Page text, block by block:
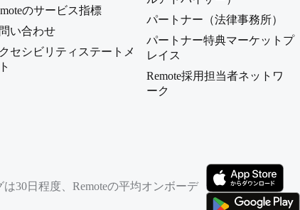
のサービス指標
い合わせ
セシビリティステートメ
パートナー（法律事務所）
パートナー特典マーケットプ
レイス
Remote採用担当者ネットワ
ーク
30日程度、Remoteの平均オンボーデ
（新しいタブで開